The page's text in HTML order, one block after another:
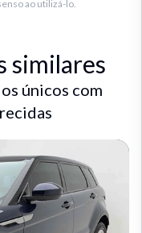
ao utilizá-lo.
similares
únicos com